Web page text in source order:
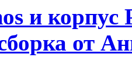
и корпус
от